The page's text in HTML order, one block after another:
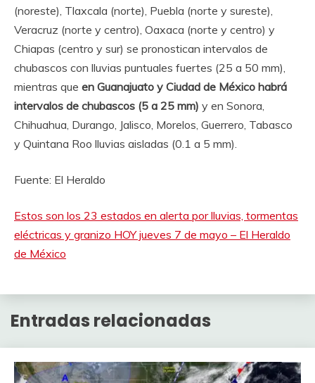
(noreste), Tlaxcala (norte), Puebla (norte y sureste),
Veracruz (norte y centro), Oaxaca (norte y centro) y
Chiapas (centro y sur) se pronostican intervalos de
chubascos con lluvias puntuales fuertes (25 a 50 mm),
mientras que en Guanajuato y Ciudad de México habrá
intervalos de chubascos (5 a 25 mm) y en Sonora,
Chihuahua, Durango, Jalisco, Morelos, Guerrero, Tabasco
y Quintana Roo lluvias aisladas (0.1 a 5 mm).
Fuente: El Heraldo
Estos son los 23 estados en alerta por lluvias, tormentas
eléctricas y granizo HOY jueves 7 de mayo – El Heraldo
de México
Entradas relacionadas